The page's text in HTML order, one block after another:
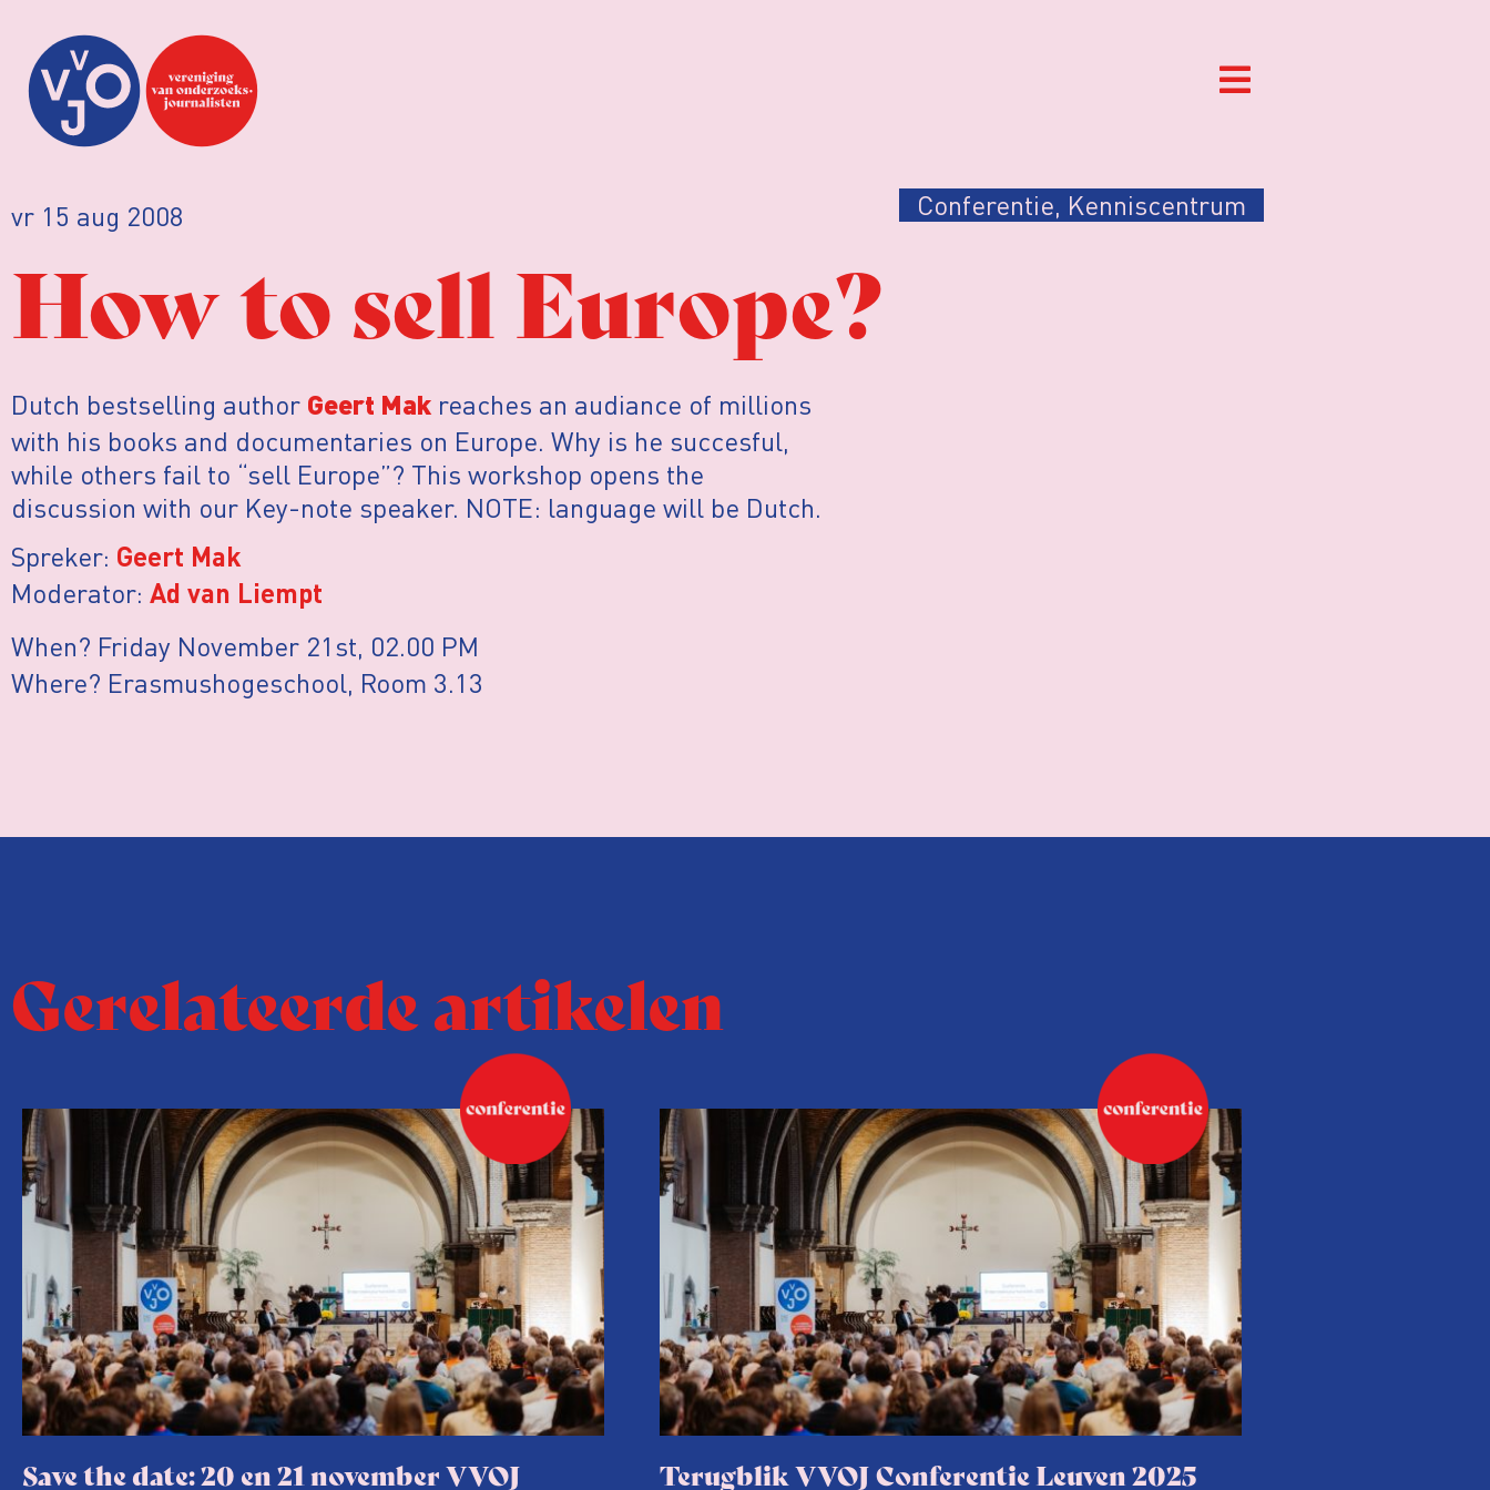
vr 15 aug 2008 Conferentie, Kenniscentrum
How to sell Europe?
Dutch bestselling author Geert Mak reaches an audiance of millions
with his books and documentaries on Europe. Why is he succesful,
while others fail to “sell Europe”? This workshop opens the
discussion with our Key-note speaker. NOTE: language will be Dutch.
Spreker: Geert Mak
Moderator: Ad van Liempt
When? Friday November 21st, 02.00 PM
Where? Erasmushogeschool, Room 3.13
Gerelateerde artikelen
Save the date: 20 en 21 november VVOJ
Terugblik VVOJ Conferentie Leuven 2025